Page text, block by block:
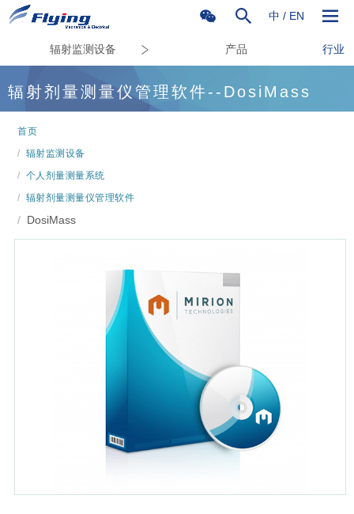
中 / EN
辐射监测设备 产品 行业
辐射剂量测量仪管理软件--DosiMass
首页
/ 辐射监测设备
/ 个人剂量测量系统
/ 辐射剂量测量仪管理软件
/ DosiMass